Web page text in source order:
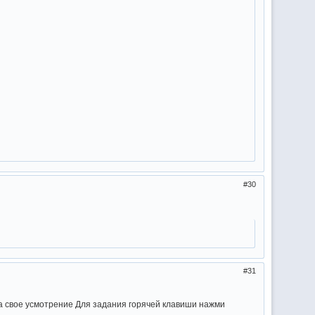
30
31
усмотрение Для задания горячей клавиши нажми